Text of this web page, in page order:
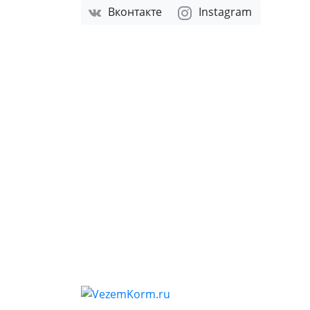
Вконтакте Instagram